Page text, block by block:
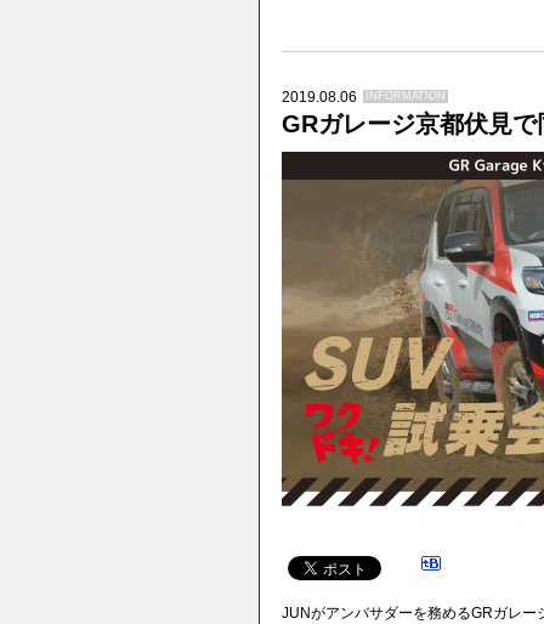
2019.08.06 INFORMATION
GRガレージ京都伏見
JUNがアンバサダーを務めるGRガレ